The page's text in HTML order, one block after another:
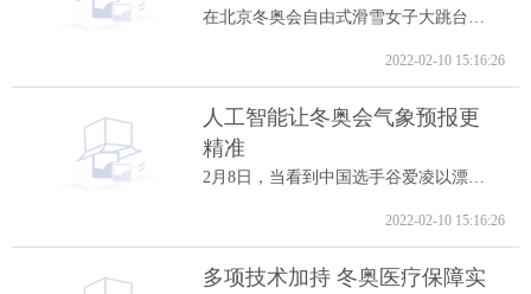
2022-02-10 15:16:26
人工智能让冬奥会气象预报更
精准
2022-02-10 15:16:26
多项技术加持 冬奥医疗保障实